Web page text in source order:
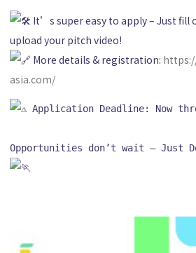
It’s super easy to apply – Just fill
upload your pitch video!
More details & registration:
asia.com/
Application Deadline: Now
Opportunities don’t wait — Just